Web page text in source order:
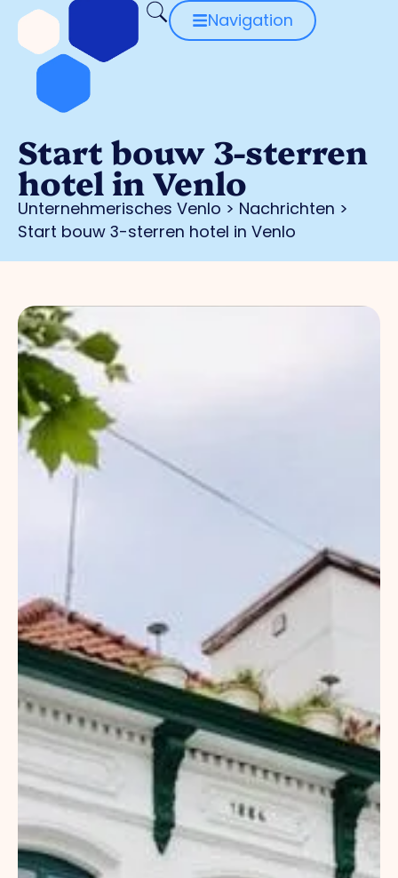
Navigation
Start bouw 3-sterren
hotel in Venlo
Unternehmerisches Venlo > Nachrichten >
Start bouw 3-sterren hotel in Venlo